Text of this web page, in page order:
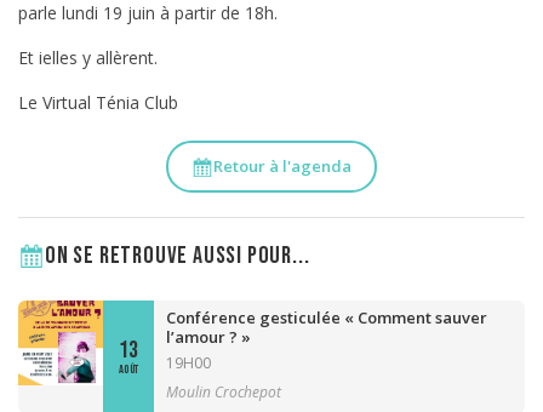
parle lundi 19 juin à partir de 18h.
Et ielles y allèrent.
Le Virtual Ténia Club
Retour à l'agenda
On se retrouve aussi pour...
13
AOÛT
Conférence gesticulée « Comment sauver
l’amour ? »
19H00
Moulin Crochepot